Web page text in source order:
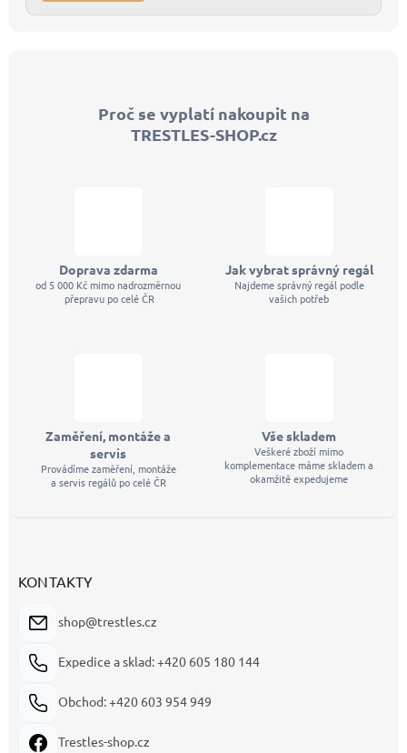
Proč se vyplatí nakoupit na
TRESTLES-SHOP.cz
Doprava zdarma
od 5 000 Kč mimo nadrozměrnou
přepravu po celé ČR
Jak vybrat správný regál
Najdeme správný regál podle
vašich potřeb
Zaměření, montáže a
servis
Provádíme zaměření, montáže
a servis regálů po celé ČR
Vše skladem
Veškeré zboží mimo
komplementace máme skladem a
okamžitě expedujeme
KONTAKTY
shop@trestles.cz
Expedice a sklad: +420 605 180 144
Obchod: +420 603 954 949
Trestles-shop.cz